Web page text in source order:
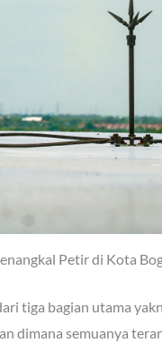
Petir di Kota
tiga bagian utama
dimana semuanya